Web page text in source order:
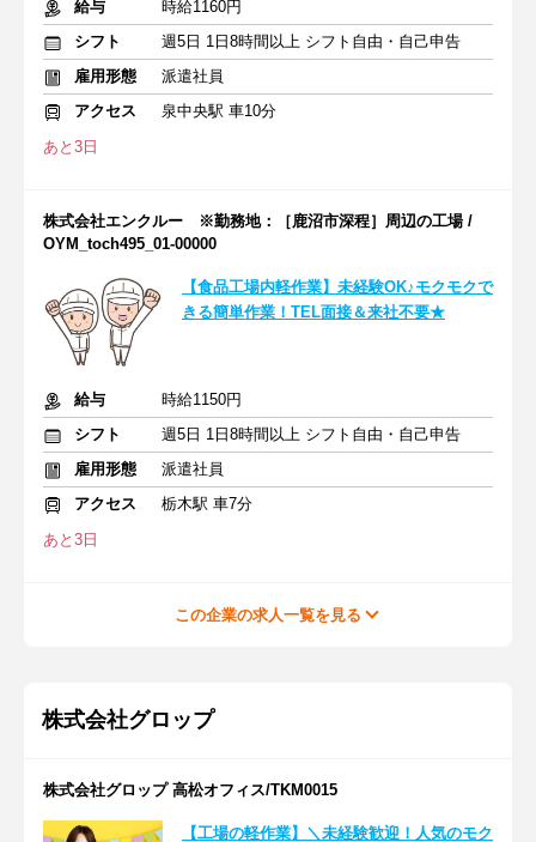
給与
時給1160円
シフト
週5日 1日8時間以上 シフト自由・自己申告
雇用形態
派遣社員
アクセス
泉中央駅 車10分
あと3日
株式会社エンクルー ※勤務地：［鹿沼市深程］周辺の工場 /
OYM_toch495_01-00000
【食品工場内軽作業】未経験OK♪モクモクで
きる簡単作業！TEL面接＆来社不要★
給与
時給1150円
シフト
週5日 1日8時間以上 シフト自由・自己申告
雇用形態
派遣社員
アクセス
栃木駅 車7分
あと3日
この企業の求人一覧を見る
株式会社グロップ
株式会社グロップ 高松オフィス/TKM0015
【工場の軽作業】＼未経験歓迎！人気のモク